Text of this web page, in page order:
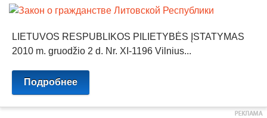
LIETUVOS RESPUBLIKOS PILIETYBĖS ĮSTATYMAS
2010 m. gruodžio 2 d. Nr. XI-1196 Vilnius...
Подробнее